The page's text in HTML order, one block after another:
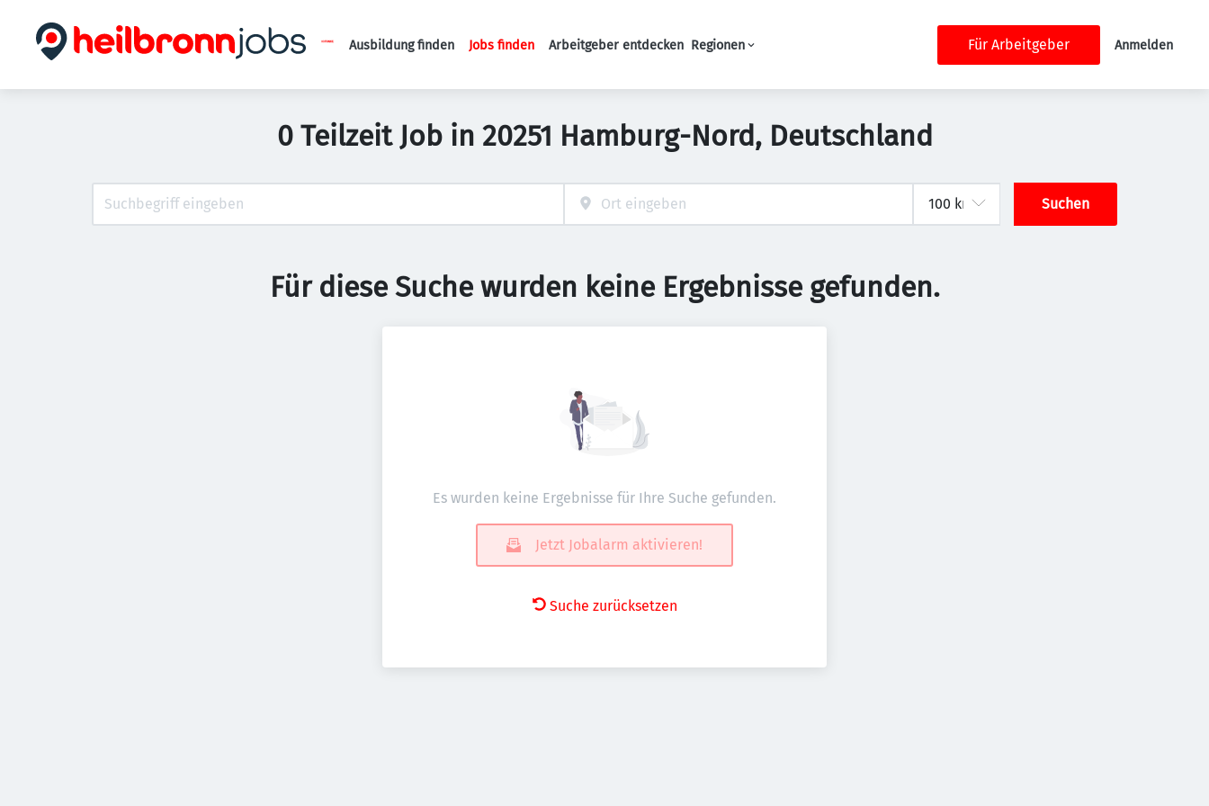
Haupt-Navigation
Ausbildung finden Jobs finden Arbeitgeber entdecken Regionen Für Arbeitgeber Anmelden
0 Teilzeit Job in 20251 Hamburg-Nord, Deutschland
Suchen
Für diese Suche wurden keine Ergebnisse gefunden.
Es wurden keine Ergebnisse für Ihre Suche gefunden.
Jetzt Jobalarm aktivieren!
Suche zurücksetzen